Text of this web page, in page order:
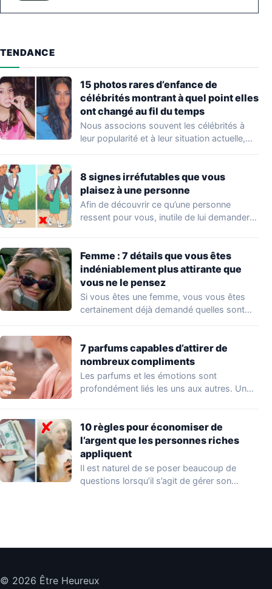
TENDANCE
15 photos rares d’enfance de
célébrités montrant à quel point elles
ont changé au fil du temps
Nous associons souvent les célébrités à
leur popularité et à leur situation actuelle,
8 signes irréfutables que vous
plaisez à une personne
Afin de découvrir ce qu’une personne
ressent pour vous, inutile de lui demander
Femme : 7 détails que vous êtes
indéniablement plus attirante que
vous ne le pensez
Si vous êtes une femme, vous vous êtes
certainement déjà demandé quelles sont
7 parfums capables d’attirer de
nombreux compliments
Les parfums et les émotions sont
profondément liés les uns aux autres. Un
10 règles pour économiser de
l’argent que les personnes riches
appliquent
Il est naturel de se poser beaucoup de
questions lorsqu’il s’agit de gérer son…
© 2026 Être Heureux